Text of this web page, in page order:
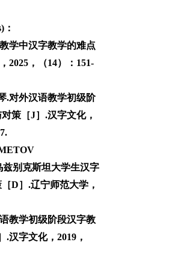
学中汉字教学的难点
2025，（14）：151-
.对外汉语教学初级阶
策［J］.汉字文化，
别克斯坦大学生汉字
D］.辽宁师范大学，
教学初级阶段汉字教
.汉字文化，2019，